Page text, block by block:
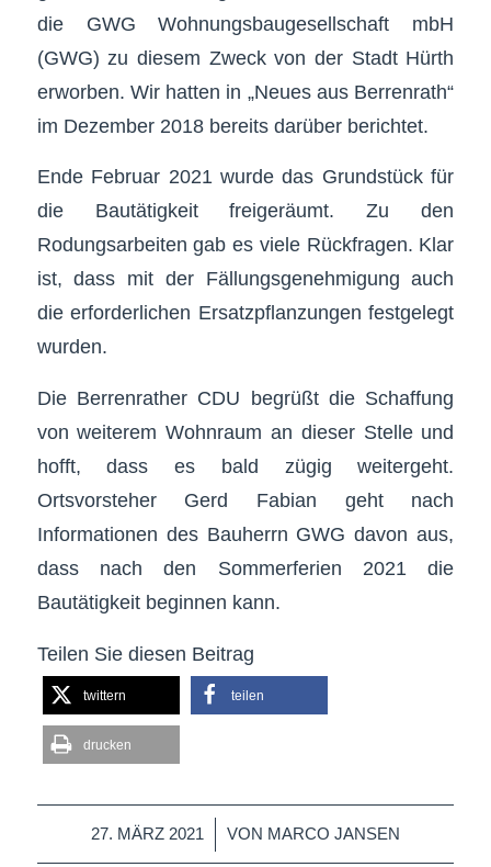
die GWG Wohnungsbaugesellschaft mbH
(GWG) zu diesem Zweck von der Stadt Hürth
erworben. Wir hatten in „Neues aus Berrenrath“
im Dezember 2018 bereits darüber berichtet.
Ende Februar 2021 wurde das Grundstück für
die Bautätigkeit freigeräumt. Zu den
Rodungsarbeiten gab es viele Rückfragen. Klar
ist, dass mit der Fällungsgenehmigung auch
die erforderlichen Ersatzpflanzungen festgelegt
wurden.
Die Berrenrather CDU begrüßt die Schaffung
von weiterem Wohnraum an dieser Stelle und
hofft, dass es bald zügig weitergeht.
Ortsvorsteher Gerd Fabian geht nach
Informationen des Bauherrn GWG davon aus,
dass nach den Sommerferien 2021 die
Bautätigkeit beginnen kann.
Teilen Sie diesen Beitrag
twittern teilen
drucken
27. MÄRZ 2021
/ VON MARCO JANSEN